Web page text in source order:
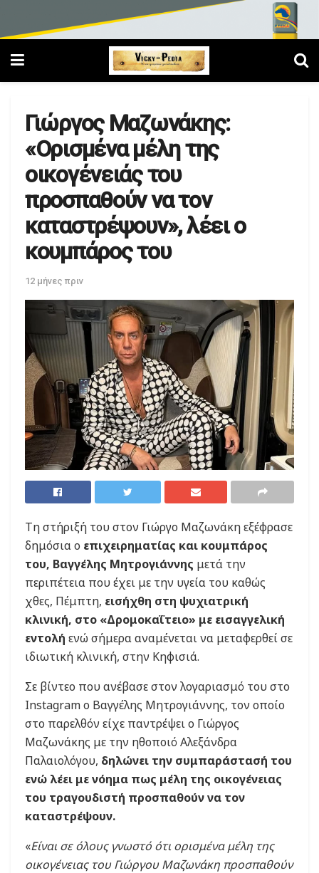
Γιώργος Μαζωνάκης:
«Ορισμένα μέλη της
οικογένειάς του
προσπαθούν να τον
καταστρέψουν», λέει ο
κουμπάρος του
12 μήνες πριν
Τη στήριξή του στον Γιώργο Μαζωνάκη εξέφρασε
δημόσια ο επιχειρηματίας και κουμπάρος
του, Βαγγέλης Μητρογιάννης μετά την
περιπέτεια που έχει με την υγεία του καθώς
χθες, Πέμπτη, εισήχθη στη ψυχιατρική
κλινική, στο «Δρομοκαΐτειο» με εισαγγελική
εντολή ενώ σήμερα αναμένεται να μεταφερθεί σε
ιδιωτική κλινική, στην Κηφισιά.
Σε βίντεο που ανέβασε στον λογαριασμό του στο
Instagram ο Βαγγέλης Μητρογιάννης, τον οποίο
στο παρελθόν είχε παντρέψει ο Γιώργος
Μαζωνάκης με την ηθοποιό Αλεξάνδρα
Παλαιολόγου, δηλώνει την συμπαράστασή του
ενώ λέει με νόημα πως μέλη της οικογένειας
του τραγουδιστή προσπαθούν να τον
καταστρέψουν.
«Είναι σε όλους γνωστό ότι ορισμένα μέλη της
οικογένειας του Γιώργου Μαζωνάκη προσπαθούν